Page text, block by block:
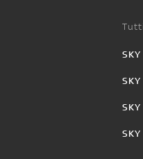
SKY
SKY
SKY
SKY